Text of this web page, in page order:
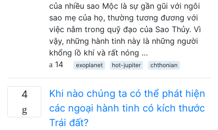
của nhiều sao Mộc là sự gần gũi với ngôi
sao mẹ của họ, thường tương đương với
việc nằm trong quỹ đạo của Sao Thủy. Vì
vậy, những hành tinh này là những người
khổng lồ khí và rất nóng …
14
exoplanet hot-jupiter chthonian
4
Khi nào chúng ta có thể phát hiện
các ngoại hành tinh có kích thước
Trái đất?